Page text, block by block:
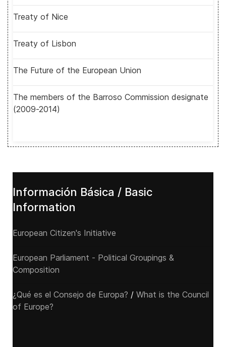
Treaty of Nice
Treaty of Lisbon
The Future of the European Union
The members of the Barroso Commission designate
(2009-2014)
Información Básica / Basic
Information
European Citizen's Initiative
European Parliament - Political Groupings &
Composition
¿Qué es el Consejo de Europa? / What is the Council
of Europe?